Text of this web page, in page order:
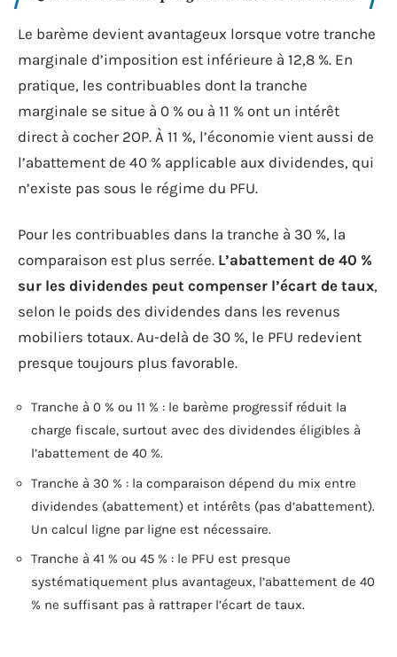
Le barème devient avantageux lorsque votre tranche
marginale d’imposition est inférieure à 12,8 %. En
pratique, les contribuables dont la tranche
marginale se situe à 0 % ou à 11 % ont un intérêt
direct à cocher 2OP. À 11 %, l’économie vient aussi de
l’abattement de 40 % applicable aux dividendes, qui
n’existe pas sous le régime du PFU.
Pour les contribuables dans la tranche à 30 %, la
comparaison est plus serrée. L’abattement de 40 %
sur les dividendes peut compenser l’écart de taux,
selon le poids des dividendes dans les revenus
mobiliers totaux. Au-delà de 30 %, le PFU redevient
presque toujours plus favorable.
Tranche à 0 % ou 11 % : le barème progressif réduit la
charge fiscale, surtout avec des dividendes éligibles à
l’abattement de 40 %.
Tranche à 30 % : la comparaison dépend du mix entre
dividendes (abattement) et intérêts (pas d’abattement).
Un calcul ligne par ligne est nécessaire.
Tranche à 41 % ou 45 % : le PFU est presque
systématiquement plus avantageux, l’abattement de 40
% ne suffisant pas à rattraper l’écart de taux.